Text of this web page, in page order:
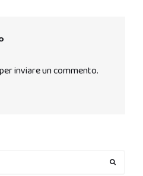
per inviare un commento.